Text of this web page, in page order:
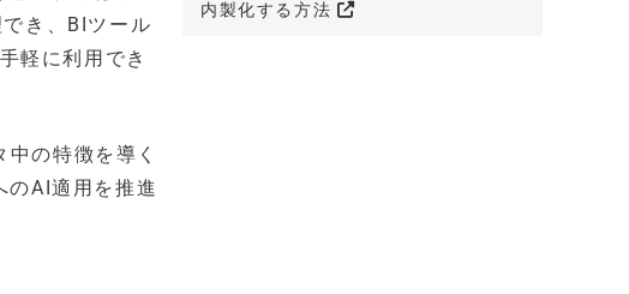
き、BIツール
軽に利用でき
の特徴を導く
のAI適用を推進
内製化する方法